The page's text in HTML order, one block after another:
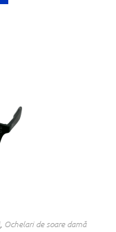
, Ochelari de soare damă